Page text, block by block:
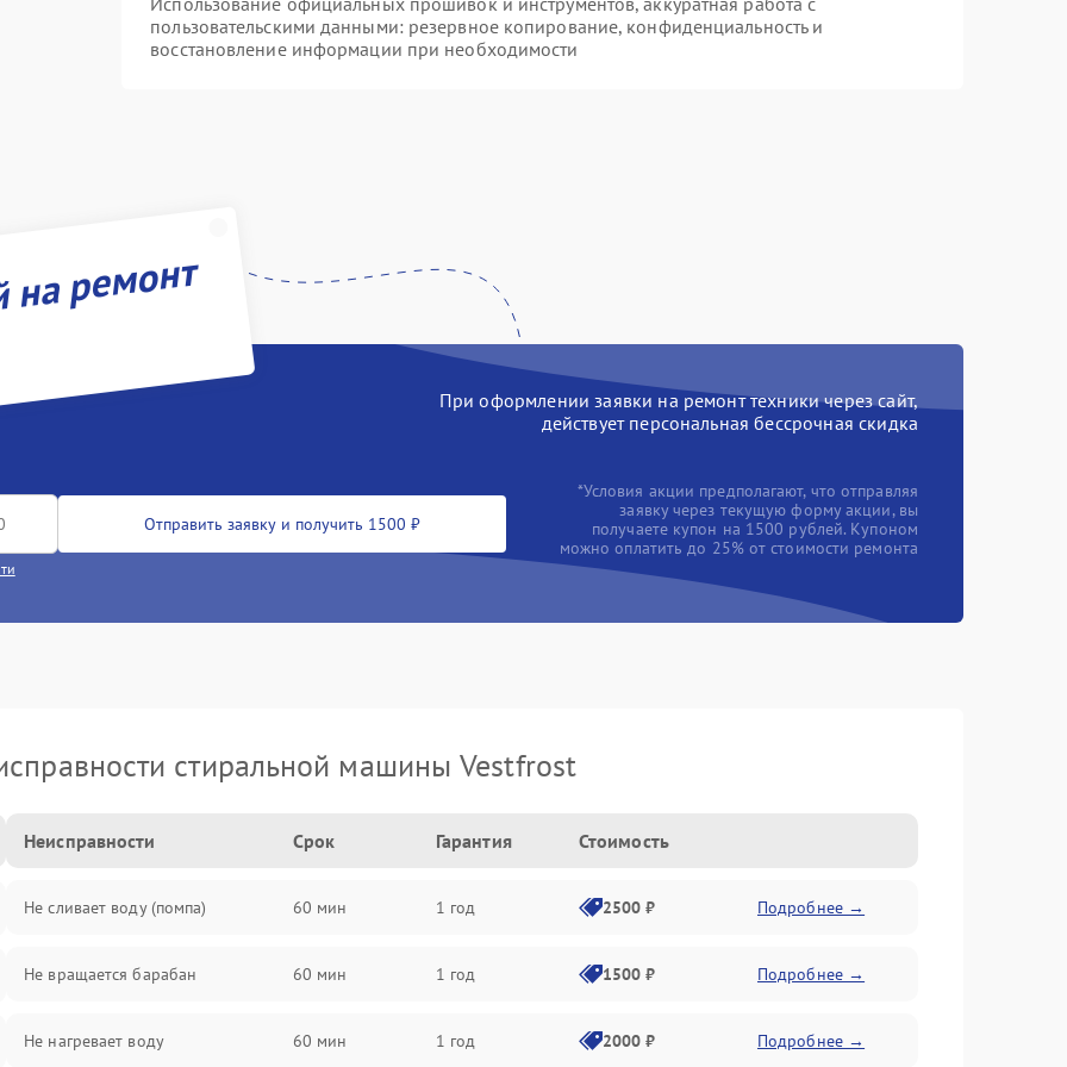
пользовательскими данными: резервное копирование, конфиденциальность и
восстановление информации при необходимости
ремонт
При оформлении заявки на ремонт техники через сайт,
действует персональная бессрочная скидка
Отправить заявку и получить 1500 ₽
*Условия акции предполагают, что отправляя
заявку через текущую форму акции, вы
получаете купон на 1500 рублей. Купоном
можно оплатить до 25% от стоимости ремонта
стиральной машины Vestfrost
Неисправности Срок Гарантия Стоимость
Не сливает воду (помпа) 60 мин 1 год 2500 ₽ Подробнее →
Не вращается барабан 60 мин 1 год 1500 ₽ Подробнее →
Не нагревает воду 60 мин 1 год 2000 ₽ Подробнее →